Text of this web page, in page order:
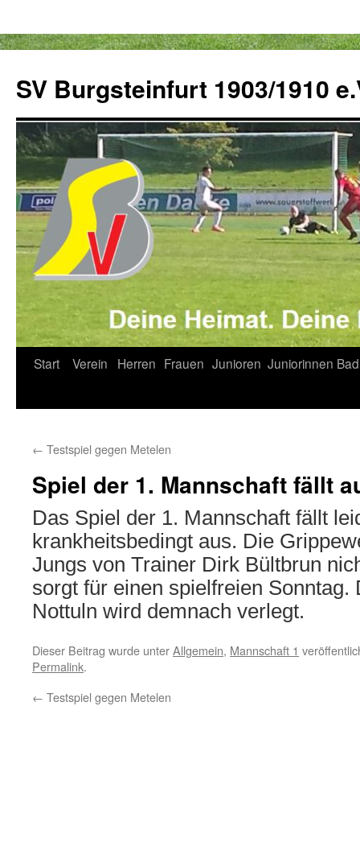
springen
SV Burgsteinfurt 1903/1910
Start Verein Herren Frauen Junioren Juniorinnen
← Testspiel gegen Metelen
Spiel der 1. Mannschaft fällt
Das Spiel der 1. Mannschaft fällt
krankheitsbedingt aus. Die
Jungs von Trainer Dirk Bültbrun
sorgt für einen spielfreien Sonntag.
Nottuln wird demnach verlegt.
Dieser Beitrag wurde unterAllgemein, Mannschaft 1
Permalink.
← Testspiel gegen Metelen